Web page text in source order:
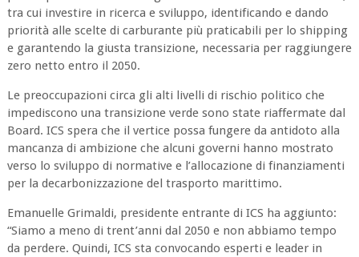
tra cui investire in ricerca e sviluppo, identificando e dando
priorità alle scelte di carburante più praticabili per lo shipping
e garantendo la giusta transizione, necessaria per raggiungere
zero netto entro il 2050.
Le preoccupazioni circa gli alti livelli di rischio politico che
impediscono una transizione verde sono state riaffermate dal
Board. ICS spera che il vertice possa fungere da antidoto alla
mancanza di ambizione che alcuni governi hanno mostrato
verso lo sviluppo di normative e l’allocazione di finanziamenti
per la decarbonizzazione del trasporto marittimo.
Emanuelle Grimaldi, presidente entrante di ICS ha aggiunto:
“Siamo a meno di trent’anni dal 2050 e non abbiamo tempo
da perdere. Quindi, ICS sta convocando esperti e leader in